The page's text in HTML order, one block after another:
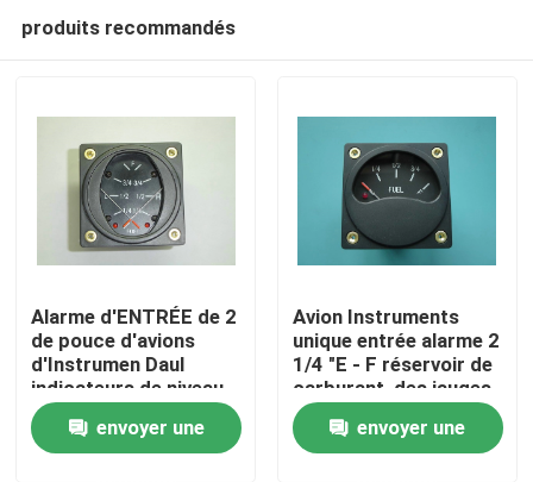
Accueil
A propos de nous
produits recommandés
Alarme d'ENTRÉE de 2
de pouce d'avions
d'Instrumen Daul
indicateurs de niveau
de réservoir de
carburantenvoyer une
Avion Instruments
unique entrée alarme 2
1/4 "E - F réservoir de
carburant, des jauges
de niveau F2-VA
envoyer une